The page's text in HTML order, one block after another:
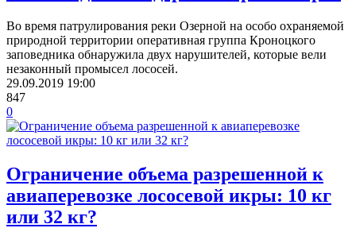
Во время патрулирования реки Озерной на особо охраняемой
природной территории оперативная группа Кроноцкого
заповедника обнаружила двух нарушителей, которые вели
незаконный промысел лососей.
29.09.2019 19:00
847
0
Ограничение объема разрешенной к
авиаперевозке лососевой икры: 10 кг
или 32 кг?